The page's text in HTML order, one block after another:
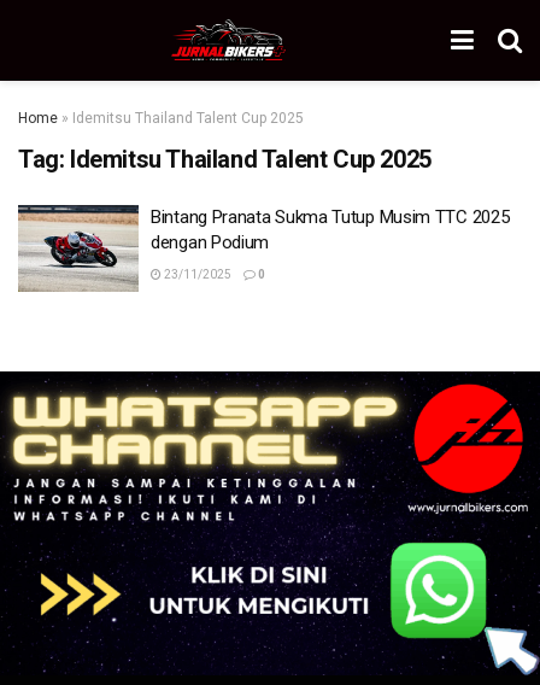
Home » Idemitsu Thailand Talent Cup 2025
Tag: Idemitsu Thailand Talent Cup 2025
Bintang Pranata Sukma Tutup Musim TTC 2025
dengan Podium
23/11/2025 0